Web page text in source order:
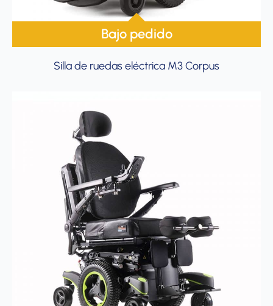
Bajo pedido
Silla de ruedas eléctrica M3 Corpus